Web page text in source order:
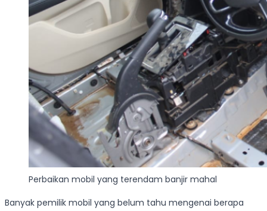
Perbaikan mobil yang terendam banjir mahal
Banyak pemilik mobil yang belum tahu mengenai berapa